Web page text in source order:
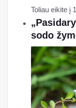
Toliau eikite į
sodo